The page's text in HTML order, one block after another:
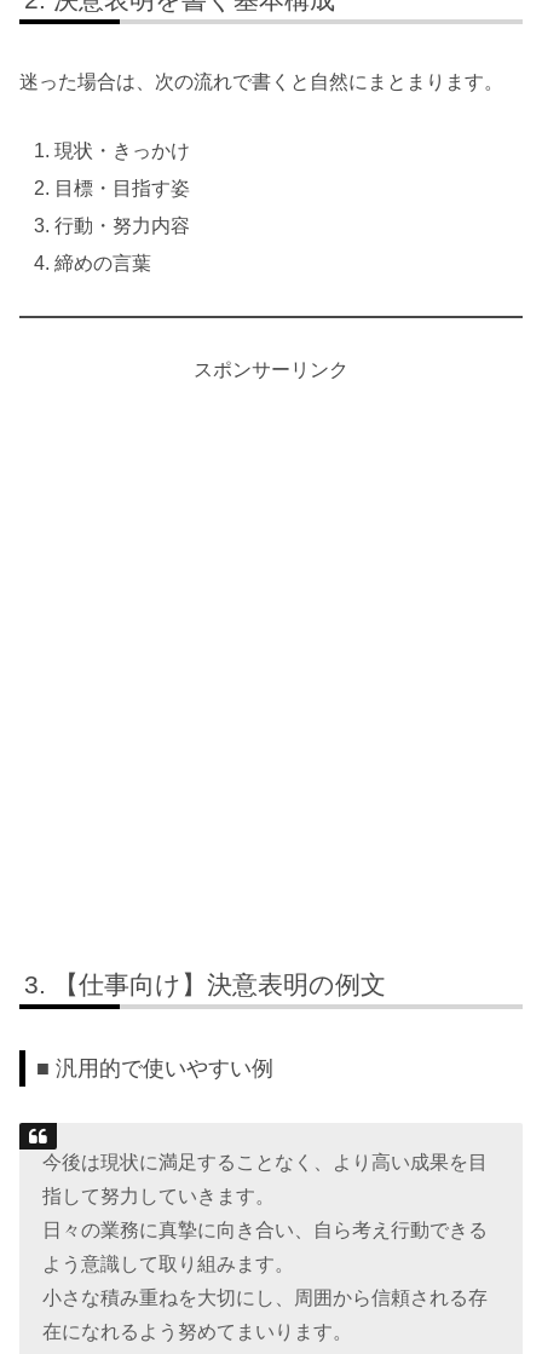
迷った場合は、次の流れで書くと自然にまとまります。
現状・きっかけ
目標・目指す姿
行動・努力内容
締めの言葉
スポンサーリンク
【仕事向け】決意表明の例文
■ 汎用的で使いやすい例
今後は現状に満足することなく、より高い成果を目
指して努力していきます。
日々の業務に真摯に向き合い、自ら考え行動できる
よう意識して取り組みます。
小さな積み重ねを大切にし、周囲から信頼される存
在になれるよう努めてまいります。